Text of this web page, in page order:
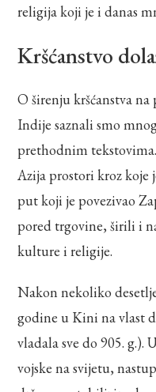
religija koji je i danas
Kršćanstvo
O širenju kršćanstva
Indije saznali smo
prethodnim
Azija prostori kroz koje
put koji je povezivao
pored trgovine, širili i
kulture i religije.
Nakon nekoliko
godine u Kini na vlast
vladala sve do 905. g.).
vojske na svijetu,